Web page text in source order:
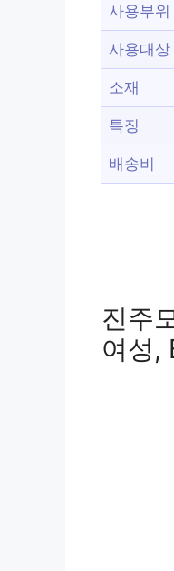
사용부위
사용대상
소재
특징
배송비
진주
여성,